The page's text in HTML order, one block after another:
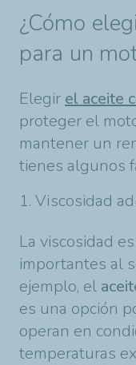
¿Cómo
para un
Elegir el aceite
proteger el
mantener un
tienes algunos
1. Viscosidad
La viscosidad
importantes al
ejemplo, el
es una opción
operan en
temperaturas